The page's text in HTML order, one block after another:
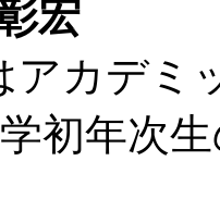
宏
カデミ
初年次